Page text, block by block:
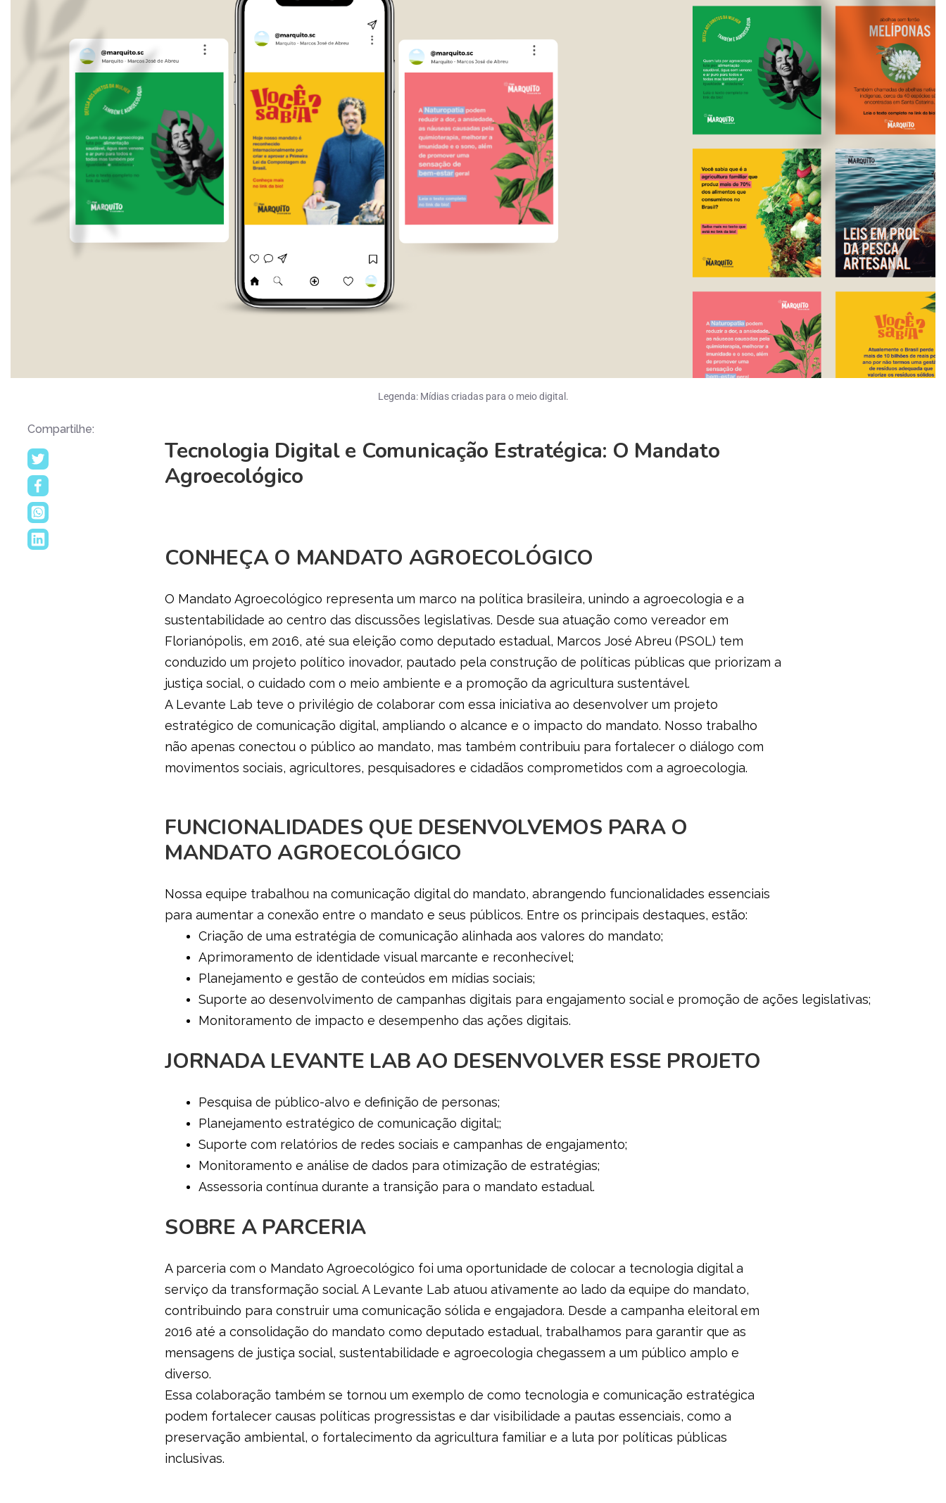
Legenda: Mídias criadas para o meio digital.
Compartilhe:
Tecnologia Digital e Comunicação Estratégica: O Mandato
Agroecológico
CONHEÇA O MANDATO AGROECOLÓGICO
O Mandato Agroecológico representa um marco na política brasileira, unindo a agroecologia e a
sustentabilidade ao centro das discussões legislativas. Desde sua atuação como vereador em
Florianópolis, em 2016, até sua eleição como deputado estadual, Marcos José Abreu (PSOL) tem
conduzido um projeto político inovador, pautado pela construção de políticas públicas que priorizam a
justiça social, o cuidado com o meio ambiente e a promoção da agricultura sustentável.
A Levante Lab teve o privilégio de colaborar com essa iniciativa ao desenvolver um projeto
estratégico de comunicação digital, ampliando o alcance e o impacto do mandato. Nosso trabalho
não apenas conectou o público ao mandato, mas também contribuiu para fortalecer o diálogo com
movimentos sociais, agricultores, pesquisadores e cidadãos comprometidos com a agroecologia.
FUNCIONALIDADES QUE DESENVOLVEMOS PARA O
MANDATO AGROECOLÓGICO
Nossa equipe trabalhou na comunicação digital do mandato, abrangendo funcionalidades essenciais
para aumentar a conexão entre o mandato e seus públicos. Entre os principais destaques, estão:
Criação de uma estratégia de comunicação alinhada aos valores do mandato;
Aprimoramento de identidade visual marcante e reconhecível;
Planejamento e gestão de conteúdos em mídias sociais;
Suporte ao desenvolvimento de campanhas digitais para engajamento social e promoção de ações legislativas;
Monitoramento de impacto e desempenho das ações digitais.
JORNADA LEVANTE LAB AO DESENVOLVER ESSE PROJETO
Pesquisa de público-alvo e definição de personas;
Planejamento estratégico de comunicação digital;;
Suporte com relatórios de redes sociais e campanhas de engajamento;
Monitoramento e análise de dados para otimização de estratégias;
Assessoria contínua durante a transição para o mandato estadual.
SOBRE A PARCERIA
A parceria com o Mandato Agroecológico foi uma oportunidade de colocar a tecnologia digital a
serviço da transformação social. A Levante Lab atuou ativamente ao lado da equipe do mandato,
contribuindo para construir uma comunicação sólida e engajadora. Desde a campanha eleitoral em
2016 até a consolidação do mandato como deputado estadual, trabalhamos para garantir que as
mensagens de justiça social, sustentabilidade e agroecologia chegassem a um público amplo e
diverso.
Essa colaboração também se tornou um exemplo de como tecnologia e comunicação estratégica
podem fortalecer causas políticas progressistas e dar visibilidade a pautas essenciais, como a
preservação ambiental, o fortalecimento da agricultura familiar e a luta por políticas públicas
inclusivas.